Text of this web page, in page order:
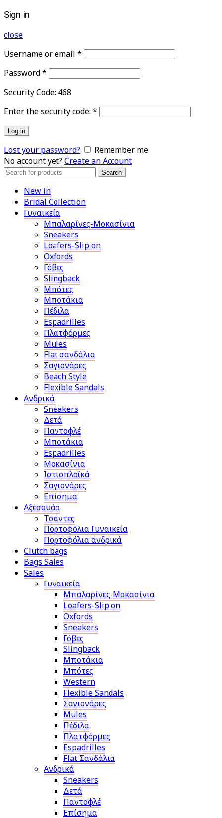
Sign in
close
Username or email *
Password*
Security Code: 468
Enter the security code: *
Log in
Lost your password?
Remember me
No account yet? Create an Account
Search
Search
New in
Bridal Collection
Γυναικεία
Μπαλαρίνες-Μοκασίνια
Sneakers
Loafers-Slip on
Oxfords
Γόβες
Slingback
Μπότες
Μποτάκια
Πέδιλα
Espadrilles
Πλατφόρμες
Mules
Flat σανδάλια
Σαγιονάρες
Beach Style
Flexible Sandals
Ανδρικά
Sneakers
Δετά
Παντοφλέ
Μποτάκια
Espadrilles
Μοκασίνια
Ιστιοπλοϊκά
Σαγιονάρες
Επίσημα
Αξεσουάρ
Τσάντες
Πορτοφόλια Γυναικεία
Πορτοφόλια ανδρικά
Clutch bags
Bags Sales
Sales
Γυναικεία
Μπαλαρίνες-Μοκασίνια
Loafers-Slip on
Oxfords
Sneakers
Γόβες
Slingback
Μποτάκια
Μπότες
Western
Flexible Sandals
Σαγιονάρες
Mules
Πέδιλα
Πλατφόρμες
Espadrilles
Flat Σανδάλια
Ανδρικά
Sneakers
Δετά
Παντοφλέ
Επίσημα